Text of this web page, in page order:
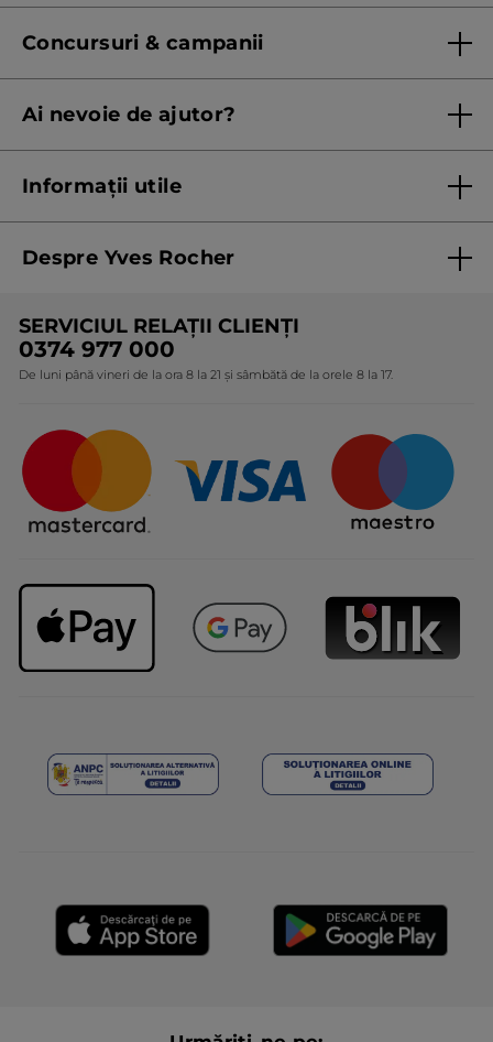
Concursuri & campanii
Listă prețuri standard
Ai nevoie de ajutor?
Informații utile
Termeni și condiții pentru vanzarea la distanță a
Politica de confidențialitate
Protecția Consumatorilor - A.N.P.C.
Despre Yves Rocher
Expertiza noastră botanică
Angajamentele noastre
Întrebări frecvente
SERVICIUL RELAȚII CLIENȚI
0374 977 000
De luni până vineri de la ora 8 la 21 și sâmbătă de la orele 8 la 17.